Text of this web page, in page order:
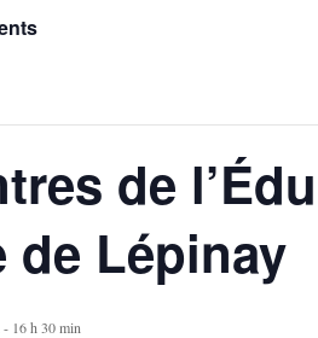
de
de Lépinay
- 16 h 30 min